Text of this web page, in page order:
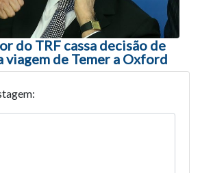
do TRF cassa decisão de
viagem de Temer a Oxford